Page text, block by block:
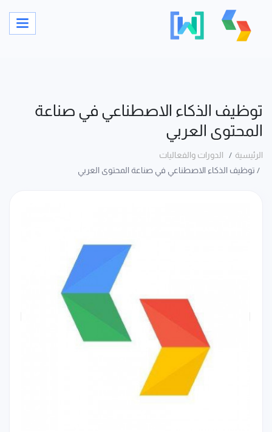
توظيف الذكاء الاصطناعي في صناعة
المحتوى العربي
الرئيسية
الدورات والفعاليات
توظيف الذكاء الاصطناعي في صناعة المحتوى العربي